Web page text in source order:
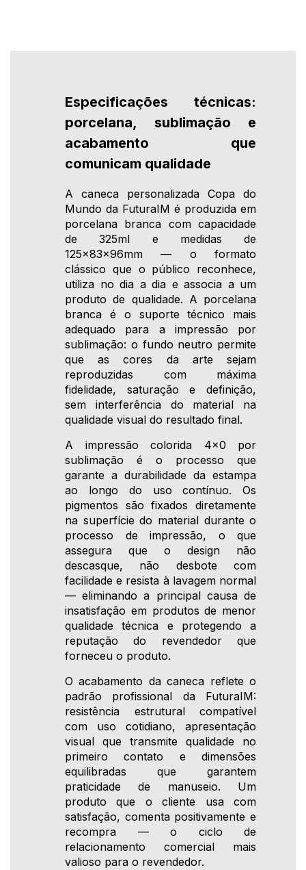
Especificações técnicas:
porcelana, sublimação e
acabamento que
comunicam qualidade
A caneca personalizada Copa do
Mundo da FuturaIM é produzida em
porcelana branca com capacidade
de 325ml e medidas de
125x83x96mm — o formato
clássico que o público reconhece,
utiliza no dia a dia e associa a um
produto de qualidade. A porcelana
branca é o suporte técnico mais
adequado para a impressão por
sublimação: o fundo neutro permite
que as cores da arte sejam
reproduzidas com máxima
fidelidade, saturação e definição,
sem interferência do material na
qualidade visual do resultado final.
A impressão colorida 4x0 por
sublimação é o processo que
garante a durabilidade da estampa
ao longo do uso contínuo. Os
pigmentos são fixados diretamente
na superfície do material durante o
processo de impressão, o que
assegura que o design não
descasque, não desbote com
facilidade e resista à lavagem normal
— eliminando a principal causa de
insatisfação em produtos de menor
qualidade técnica e protegendo a
reputação do revendedor que
forneceu o produto.
O acabamento da caneca reflete o
padrão profissional da FuturaIM:
resistência estrutural compatível
com uso cotidiano, apresentação
visual que transmite qualidade no
primeiro contato e dimensões
equilibradas que garantem
praticidade de manuseio. Um
produto que o cliente usa com
satisfação, comenta positivamente e
recompra — o ciclo de
relacionamento comercial mais
valioso para o revendedor.